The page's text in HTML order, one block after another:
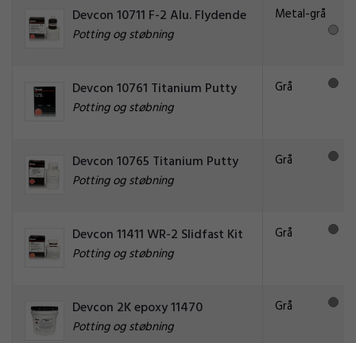
Devcon 10711 F-2 Alu. Flydende
Potting og støbning
Metal-grå
Devcon 10761 Titanium Putty
Potting og støbning
Grå
Devcon 10765 Titanium Putty
Potting og støbning
Grå
Devcon 11411 WR-2 Slidfast Kit
Potting og støbning
Grå
Devcon 2K epoxy 11470
Potting og støbning
Grå